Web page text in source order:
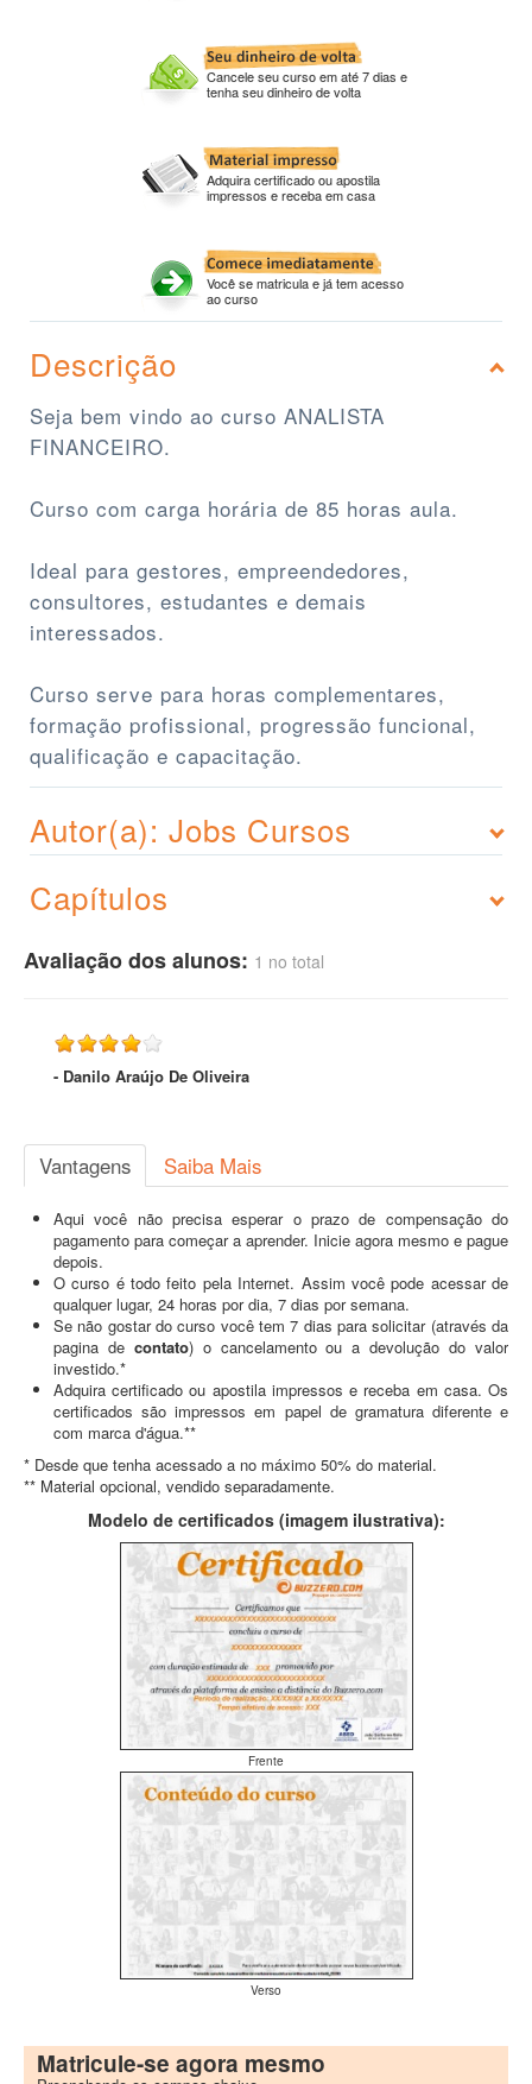
Cancele seu curso em até 7 dias e
tenha seu dinheiro de volta
Adquira certificado ou apostila
impressos e receba em casa
Você se matricula e já tem acesso
ao curso
Descrição
Seja bem vindo ao curso ANALISTA
FINANCEIRO.
Curso com carga horária de 85 horas aula.
Ideal para gestores, empreendedores,
consultores, estudantes e demais
interessados.
Curso serve para horas complementares,
formação profissional, progressão funcional,
qualificação e capacitação.
Autor(a): Jobs Cursos
Capítulos
Avaliação dos alunos: 1 no total
- Danilo Araújo De Oliveira
Vantagens Saiba Mais
Aqui você não precisa esperar o prazo de compensação do
pagamento para começar a aprender. Inicie agora mesmo e pague
depois.
O curso é todo feito pela Internet. Assim você pode acessar de
qualquer lugar, 24 horas por dia, 7 dias por semana.
Se não gostar do curso você tem 7 dias para solicitar (através da
pagina de contato) o cancelamento ou a devolução do valor
investido.*
Adquira certificado ou apostila impressos e receba em casa. Os
certificados são impressos em papel de gramatura diferente e
com marca d'água.**
* Desde que tenha acessado a no máximo 50% do material.
** Material opcional, vendido separadamente.
Modelo de certificados (imagem ilustrativa):
Frente
Verso
Matricule-se agora mesmo